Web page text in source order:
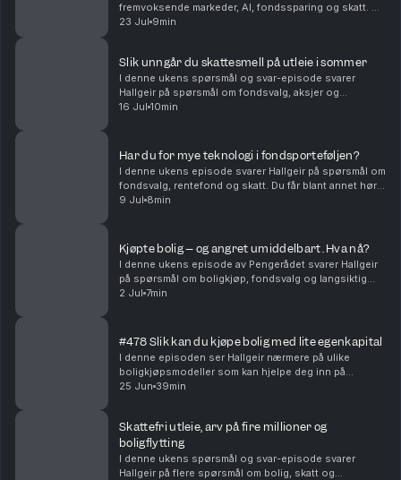
fremvoksende markeder, AI, fondssparing og skatt. Du
får blant annet høre om: • Hvorfor fremvoksende
23 Jul 9min
Slik unngår du skattesmell på utleie i sommer
I denne ukens spørsmål og svar-episode svarer
Hallgeir på spørsmål om fondsvalg, aksjer og
skatteregler for utleie. Du får blant annet høre om: •
16 Jul 10min
Har du for mye teknologi i fondsporteføljen?
I denne ukens episode svarer Hallgeir på spørsmål om
fondsvalg, rentefond og skatt. Du får blant annet høre
om: • Hvordan du kan redusere teknologivekten i
9 Jul 8min
Kjøpte bolig – og angret umiddelbart. Hva nå?
I denne ukens episode av Pengerådet svarer Hallgeir
på spørsmål om boligkjøp, fondsvalg og langsiktig
sparing. Du får blant annet høre om: • Hva du bør gjøre
2 Jul 7min
#478 Slik kan du kjøpe bolig med lite egenkapital
I denne episoden ser Hallgeir nærmere på ulike
boligkjøpsmodeller som kan hjelpe deg inn på
boligmarkedet selv om egenkapitalen er liten – eller
25 Jun 39min
Skattefri utleie, arv på fire millioner og
boligflytting
I denne ukens spørsmål og svar-episode svarer
Hallgeir på flere spørsmål om bolig, skatt og